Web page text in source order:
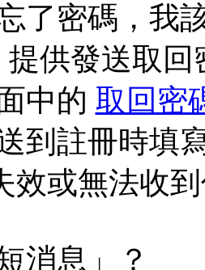
了密碼，我
供發送取回
中的 取回密
到註冊時填
效或無法收
消息」？